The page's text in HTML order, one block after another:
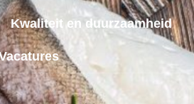
Kwaliteit en duurzaamheid